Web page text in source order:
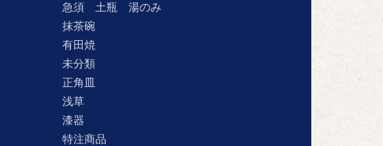
急須 土瓶 湯のみ
抹茶碗
有田焼
未分類
正角皿
浅草
漆器
特注商品